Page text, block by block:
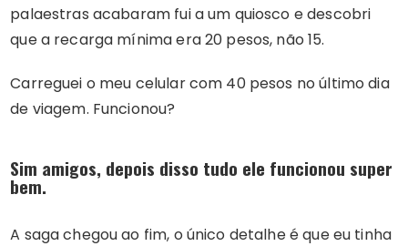
palaestras acabaram fui a um quiosco e descobri
que a recarga mínima era 20 pesos, não 15.
Carreguei o meu celular com 40 pesos no último dia
de viagem. Funcionou?
Sim amigos, depois disso tudo ele funcionou super
bem.
A saga chegou ao fim, o único detalhe é que eu tinha